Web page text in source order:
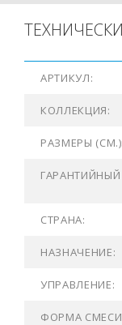
АРТИКУЛ:
КОЛЛЕКЦИЯ:
РАЗМЕРЫ (СМ.):
ГАРАНТИЙНЫЙ
СТРАНА:
НАЗНАЧЕНИЕ:
УПРАВЛЕНИЕ:
ФОРМА